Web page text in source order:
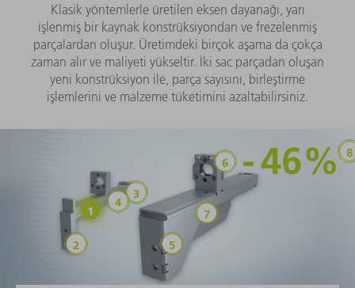
Klasik yöntemlerle üretilen eksen dayanağı, yarı
işlenmiş bir kaynak konstrüksiyondan ve frezelenmiş
parçalardan oluşur. Üretimdeki birçok aşama da çokça
zaman alır ve maliyeti yükseltir. İki sac parçadan oluşan
yeni konstrüksiyon ile, parça sayısını, birleştirme
işlemlerini ve malzeme tüketimini azaltabilirsiniz.